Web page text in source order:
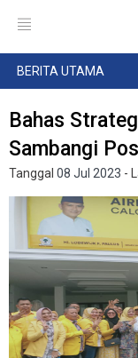
BERITA UTAMA
Bahas
Sambangi
Tanggal 08 Jul 2023 -